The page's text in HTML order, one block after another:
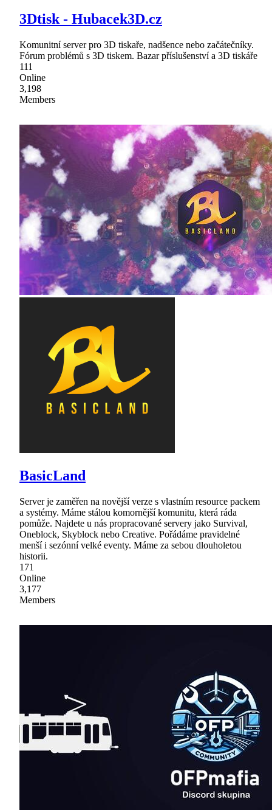
3Dtisk - Hubacek3D.cz
Komunitní server pro 3D tiskaře, nadšence nebo začátečníky.
Fórum problémů s 3D tiskem. Bazar příslušenství a 3D tiskáře
111
Online
3,198
Members
BasicLand
Server je zaměřen na novější verze s vlastním resource packem
a systémy. Máme stálou komornější komunitu, která ráda
pomůže. Najdete u nás propracované servery jako Survival,
Oneblock, Skyblock nebo Creative. Pořádáme pravidelné
menší i sezónní velké eventy. Máme za sebou dlouholetou
historii.
171
Online
3,177
Members